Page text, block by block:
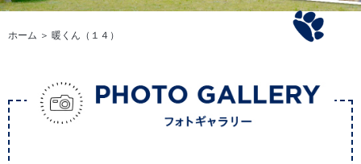
ホーム ＞ 暖くん（１４）